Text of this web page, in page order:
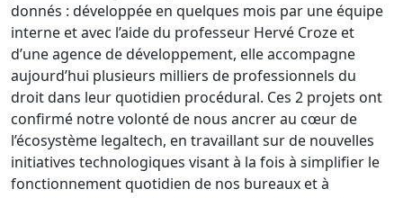
donnés : développée en quelques mois par une équipe
interne et avec l’aide du professeur Hervé Croze et
d’une agence de développement, elle accompagne
aujourd’hui plusieurs milliers de professionnels du
droit dans leur quotidien procédural. Ces 2 projets ont
confirmé notre volonté de nous ancrer au cœur de
l’écosystème legaltech, en travaillant sur de nouvelles
initiatives technologiques visant à la fois à simplifier le
fonctionnement quotidien de nos bureaux et à